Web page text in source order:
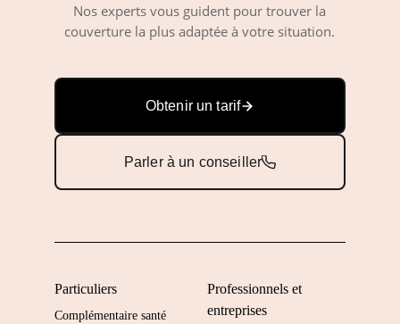
Nos experts vous guident pour trouver la
couverture la plus adaptée à votre situation.
Obtenir un tarif
Parler à un conseiller
Particuliers
Complémentaire santé
Professionnels et
entreprises